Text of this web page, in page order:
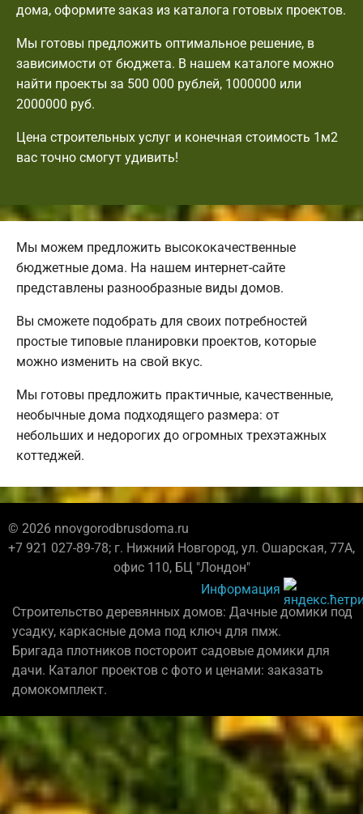
дома, оформите заказ из каталога готовых проектов.
Мы готовы предложить оптимальное решение, в
зависимости от бюджета. В нашем каталоге можно
найти проекты за 500 000 рублей, 1000000 или
2000000 руб.
Цена строительных услуг и конечная стоимость 1м2
вас точно смогут удивить!
Мы можем предложить высококачественные
бюджетные дома. На нашем интернет-сайте
представлены разнообразные виды домов.
Вы сможете подобрать для своих потребностей
простые типовые планировки проектов, которые
можно изменить на свой вкус.
Мы готовы предложить практичные, качественные,
необычные дома подходящего размера: от
небольших и недорогих до огромных трехэтажных
коттеджей.
© 2026 nnovgorodbrusdoma.ru
+7 921 027-89-78; г. Нижний Новгород, ул. Ошарская, 77А,
офис 110, БЦ "Лондон"
Информация
Строительство деревянных домов: Дачные домики под
усадку, каркасные дома под ключ для пмж.
Бригада плотников постороит садовые домики для
дачи. Каталог проектов с фото и ценами: заказать
домокомплект.